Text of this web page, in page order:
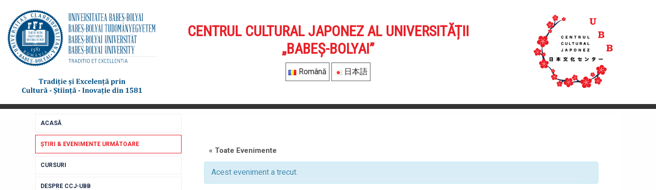
CENTRUL CULTURAL JAPONEZ AL UNIVERSITĂȚII
„BABEȘ-BOLYAI”
Română 日本語
ACASĂ
ȘTIRI & EVENIMENTE URMĂTOARE
CURSURI
DESPRE CCJ-UBB
« Toate Evenimente
Acest eveniment a trecut.